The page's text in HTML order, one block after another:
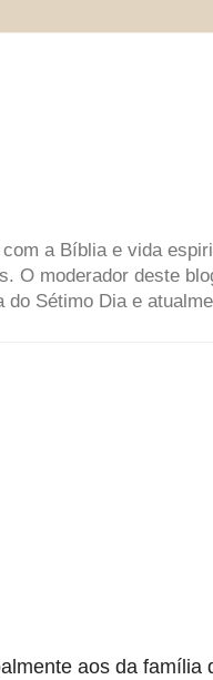
a Bíblia e vida
O moderador deste
Sétimo Dia e
aos da família